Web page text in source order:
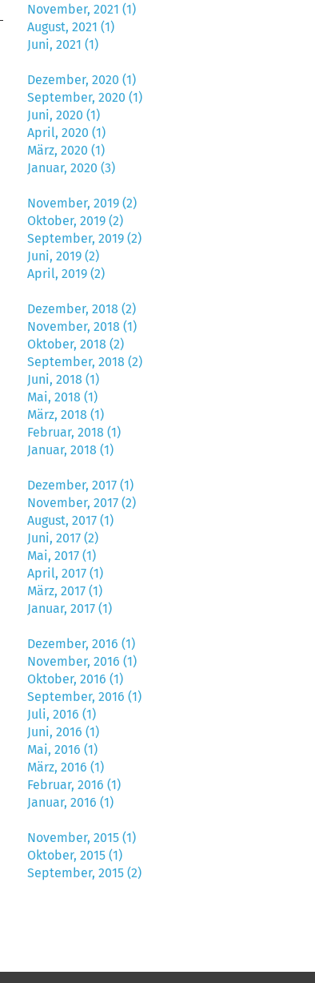
November, 2021 (1)
August, 2021 (1)
Juni, 2021 (1)
Dezember, 2020 (1)
September, 2020 (1)
Juni, 2020 (1)
April, 2020 (1)
März, 2020 (1)
Januar, 2020 (3)
November, 2019 (2)
Oktober, 2019 (2)
September, 2019 (2)
Juni, 2019 (2)
April, 2019 (2)
Dezember, 2018 (2)
November, 2018 (1)
Oktober, 2018 (2)
September, 2018 (2)
Juni, 2018 (1)
Mai, 2018 (1)
März, 2018 (1)
Februar, 2018 (1)
Januar, 2018 (1)
Dezember, 2017 (1)
November, 2017 (2)
August, 2017 (1)
Juni, 2017 (2)
Mai, 2017 (1)
April, 2017 (1)
März, 2017 (1)
Januar, 2017 (1)
Dezember, 2016 (1)
November, 2016 (1)
Oktober, 2016 (1)
September, 2016 (1)
Juli, 2016 (1)
Juni, 2016 (1)
Mai, 2016 (1)
März, 2016 (1)
Februar, 2016 (1)
Januar, 2016 (1)
November, 2015 (1)
Oktober, 2015 (1)
September, 2015 (2)